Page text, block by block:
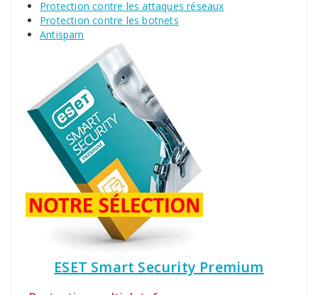
Protection contre les attaques réseaux
Protection contre les botnets
Antispam
ESET Smart Security Premium